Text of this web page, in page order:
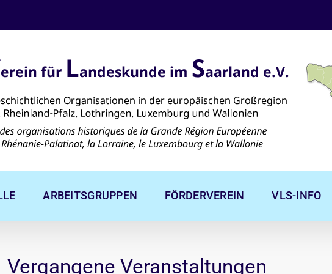
ARBEITSGRUPPEN FÖRDERVEREIN VLS-INFO
Vergangene Veranstaltungen